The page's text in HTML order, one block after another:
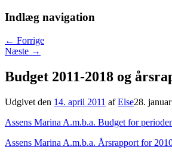
Indlæg navigation
← Forrige
Næste →
Budget 2011-2018 og
Udgivet den 14. april 2011 afElse28.
Assens Marina A.m.b.a. Budget for
Assens Marina A.m.b.a. Årsrapport for